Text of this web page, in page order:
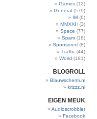
Games (12)
General (579)
IM (6)
MMXXII (3)
Space (77)
Spam (18)
Sponsored (8)
Traffic (44)
World (181)
BLOGROLL
Blauwscherm.nl
krizzz.nl
EIGEN MEUK
Audioscrobbler
Facebook